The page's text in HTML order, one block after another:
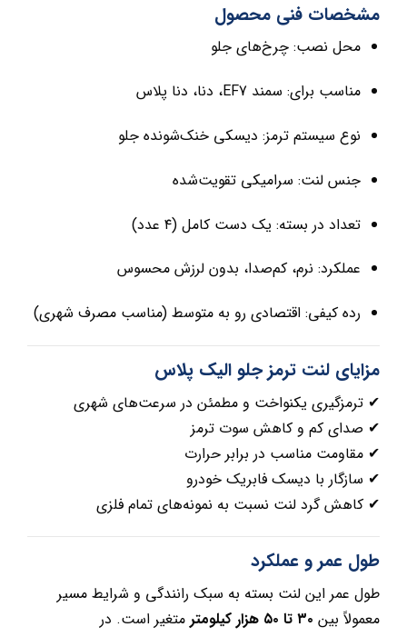
مشخصات فنی محصول
محل نصب: چرخ‌های جلو
مناسب برای: سمند EF7، دنا، دنا پلاس
نوع سیستم ترمز: دیسکی خنک‌شونده جلو
جنس لنت: سرامیکی تقویت‌شده
تعداد در بسته: یک دست کامل (۴ عدد)
عملکرد: نرم، کم‌صدا، بدون لرزش محسوس
رده کیفی: اقتصادی رو به متوسط (مناسب مصرف شهری)
مزایای لنت ترمز جلو الیک پلاس
✔ ترمزگیری یکنواخت و مطمئن در سرعت‌های شهری
✔ صدای کم و کاهش سوت ترمز
✔ مقاومت مناسب در برابر حرارت
✔ سازگار با دیسک فابریک خودرو
✔ کاهش گرد لنت نسبت به نمونه‌های تمام فلزی
طول عمر و عملکرد
طول عمر این لنت بسته به سبک رانندگی و شرایط مسیر
معمولاً بین۳۰ تا ۵۰ هزار کیلومتر
متغیر است. در